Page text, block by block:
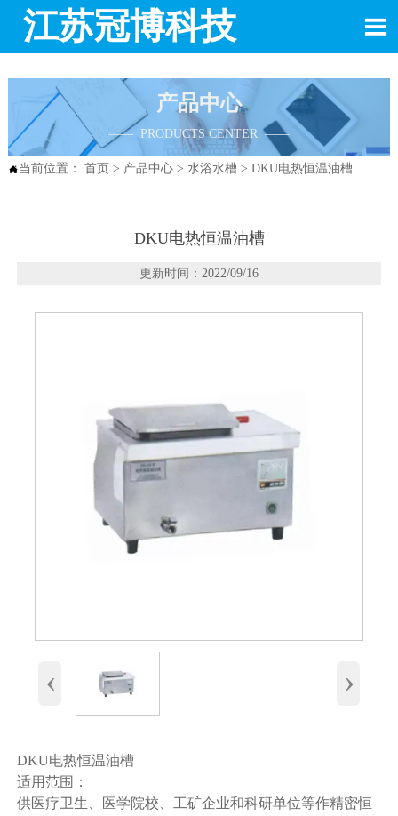
江苏冠博科技 
产品中心
—— PRODUCTS CENTER ——
当前位置： 首页 > 产品中心> 水浴水槽> DKU电热恒温油槽
DKU电热恒温油槽
更新时间：2022/09/16
‹ ›
DKU电热恒温油槽
适用范围：
供医疗卫生、医学院校、工矿企业和科研单位等作精密恒